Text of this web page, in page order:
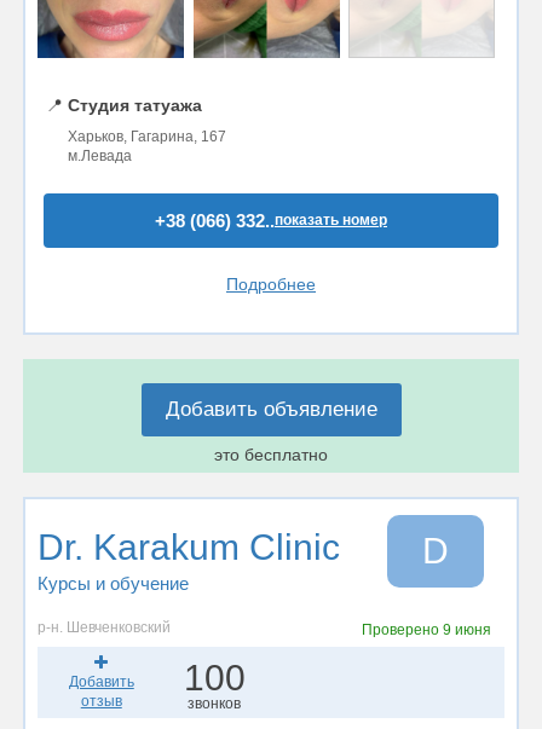
📍 Студия татуажа
Харьков, Гагарина, 167
м.Левада
+38 (066) 332..показать номер
Подробнее
Добавить объявление
это бесплатно
Dr. Karakum Clinic
Курсы и обучение
D
р-н. Шевченковский Проверено9 июня
Добавить
отзыв
100
звонков